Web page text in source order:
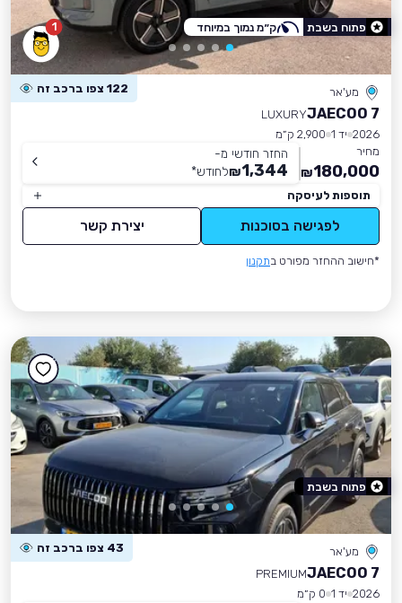
1
מע'אר 122 צפו ברכב זה
JAECOO 7
LUXURY
2026 יד 1
2,900 ק״מ
מחיר
180,000
₪
החזר חודשי מ-
1,344
₪לחודש*
תוספות לעיסקה
לפגישה בסוכנות יצירת קשר
*חישוב ההחזר מפורט בתקנון
פתוח בשבת ק״מ נמוך במיוחד
מע'אר 43 צפו ברכב זה
JAECOO 7
PREMIUM
2026 יד 1
0 ק״מ
פתוח בשבת